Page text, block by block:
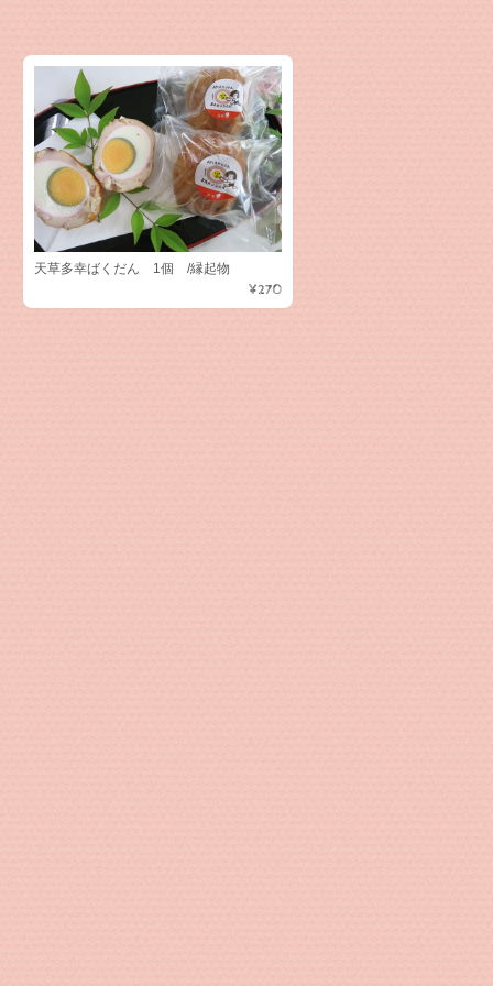
天草多幸ばくだん 1個 /縁起物
¥270